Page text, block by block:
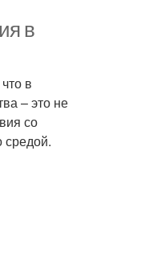
в
в
– это не
со
средой.